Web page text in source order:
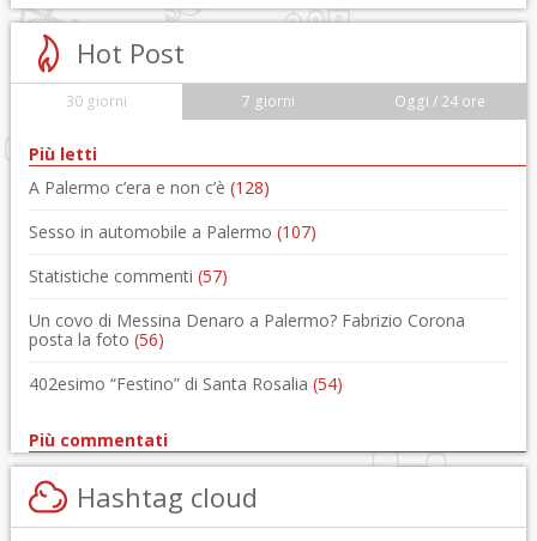
Hot Post
30 giorni 7 giorni Oggi / 24 ore
Più letti
A Palermo c’era e non c’è (128)
Sesso in automobile a Palermo (107)
Statistiche commenti (57)
Un covo di Messina Denaro a Palermo? Fabrizio Corona
posta la foto (56)
402esimo “Festino” di Santa Rosalia (54)
Più commentati
Hashtag cloud